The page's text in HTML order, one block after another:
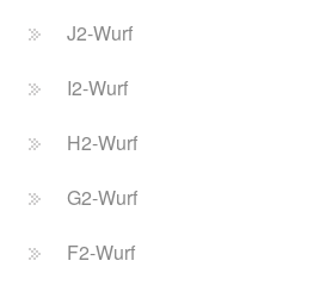
J2-Wurf
I2-Wurf
H2-Wurf
G2-Wurf
F2-Wurf